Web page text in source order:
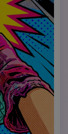
Ilustrasi
akhir yang
efek komik
ada teks,